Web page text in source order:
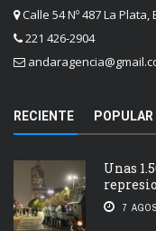
Calle 54 Nº 487 La
221 426-2904
RECIENTE POPULAR
Unas
7